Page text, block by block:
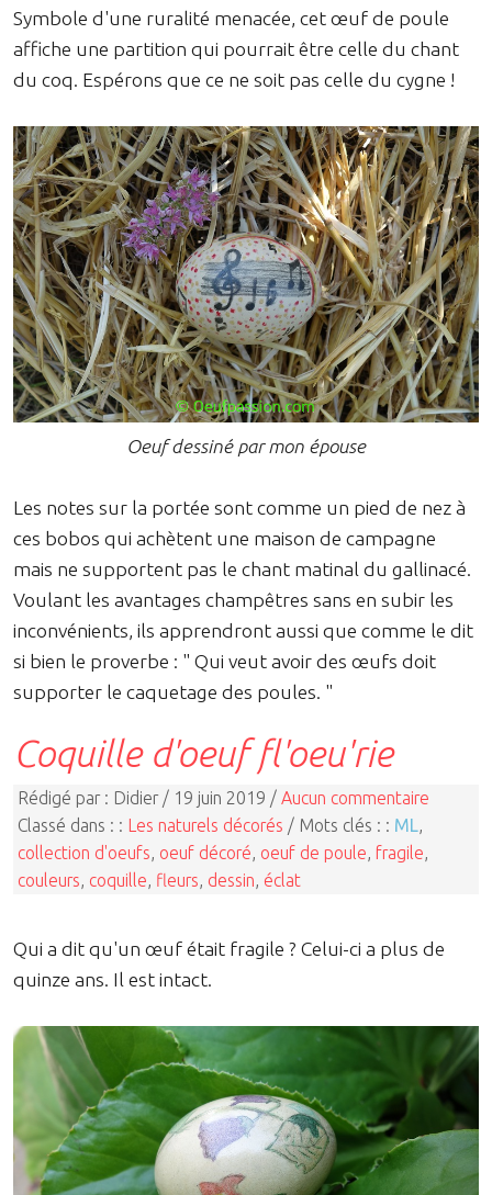
Symbole d'une ruralité menacée, cet œuf de poule
affiche une partition qui pourrait être celle du chant
du coq. Espérons que ce ne soit pas celle du cygne !
Oeuf dessiné par mon épouse
Les notes sur la portée sont comme un pied de nez à
ces bobos qui achètent une maison de campagne
mais ne supportent pas le chant matinal du gallinacé.
Voulant les avantages champêtres sans en subir les
inconvénients, ils apprendront aussi que comme le dit
si bien le proverbe : " Qui veut avoir des œufs doit
supporter le caquetage des poules. "
Coquille d'oeuf fl'oeu'rie
Rédigé par : Didier / 19 juin 2019 / Aucun commentaire
Classé dans : :
Les naturels décorés / Mots clés : : ML,
collection d'oeufs, oeuf décoré, oeuf de poule, fragile,
couleurs, coquille, fleurs, dessin, éclat
Qui a dit qu'un œuf était fragile ? Celui-ci a plus de
quinze ans. Il est intact.